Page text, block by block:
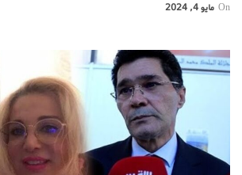
On مايو 4, 2024